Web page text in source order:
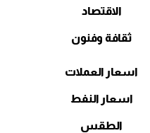
الاقتصاد
ثقافة وفنون
اسعار العملات
اسعار النفط
الطقس